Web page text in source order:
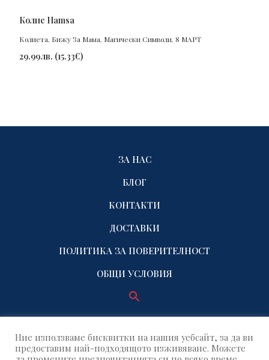
Колие Hamsa
Колиета, Бижу За Мама, Магически Символи, 8 МАРТ
29.99лв. (15.33€)
ЗА НАС
БЛОГ
КОНТАКТИ
ДОСТАВКИ
ПОЛИТИКА ЗА ПОВЕРИТЕЛНОСТ
ОБЩИ УСЛОВИЯ
Ние използваме бисквитки на нашия уебсайт, за да ви
предоставим най-подходящото изживяване. Можете